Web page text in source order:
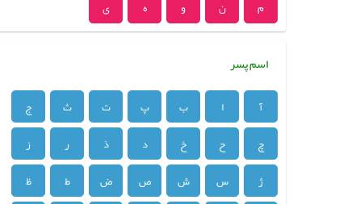
م
ن و ه ی
اسم پسر
آ ا ب پ ت ث
ج
چ
ح خ د ذ ر
ز
ژ
س ش ص ض ط
ظ